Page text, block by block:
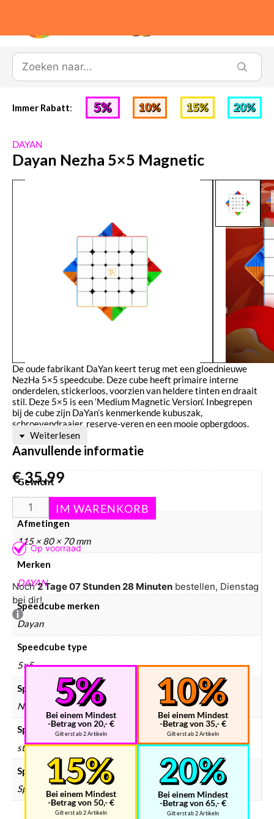
Immer Rabatt:
De oude fabrikant DaYan keert terug met een gloednieuwe
NezHa 5×5 speedcube. Deze cube heeft primaire interne
onderdelen, stickerloos, voorzien van heldere tinten en draait
stil. Deze 5×5 is een ‘Medium Magnetic Version’. Inbegrepen
bij de cube zijn DaYan’s kenmerkende kubuszak,
schroevendraaier, reserve-veren en een mooie opbergdoos.
Aanvullende informatie
Gewicht
278 g
Afmetingen
115 × 80 × 70 mm
Merken
DAYAN
Speedcube merken
Dayan
Speedcube type
5×5
Speedcube magneten
Normaal
Speedcube kleur
stickerless
Speedcube prijsklasse
Speedcube € 25 – € 50
Weiterlesen
€35,99
Noch2 Tage 07 Stunden 28 Minuten bestellen, Dienstag
bei dir!
DAYAN
Dayan Nezha 5×5 Magnetic
Bei einem Mindest
-Betrag von 20,- €
Gilt erst ab 2 Artikeln
Bei einem Mindest
-Betrag von 35,- €
Gilt erst ab 2 Artikeln
Bei einem Mindest
-Betrag von 50,- €
Gilt erst ab 2 Artikeln
Bei einem Mindest
-Betrag von 65,- €
Gilt erst ab 2 Artikeln